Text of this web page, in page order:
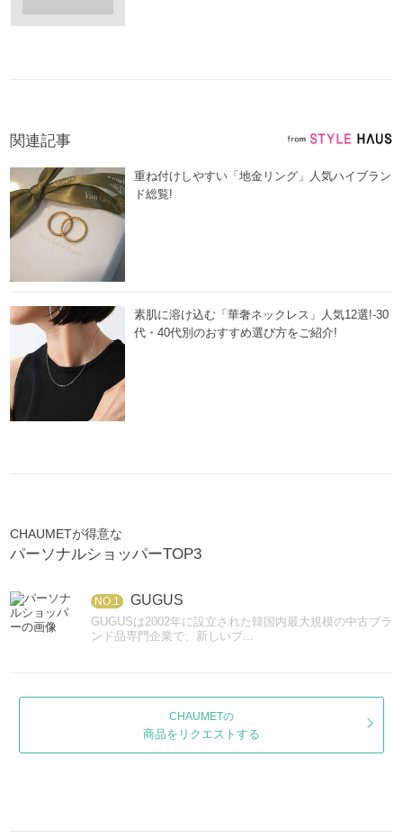
関連記事
重ね付けしやすい「地金リング」人気ハイブラン
ド総覧!
素肌に溶け込む「華奢ネックレス」人気12選!-30
代・40代別のおすすめ選び方をご紹介!
CHAUMETが得意な
パーソナルショッパーTOP3
NO.1 GUGUS
GUGUSは2002年に設立された韓国内最大規模の中古ブラ
ンド品専門企業で、新しいブ...
CHAUMETの
商品をリクエストする